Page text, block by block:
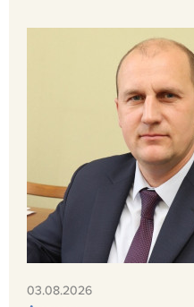
03.08.2026